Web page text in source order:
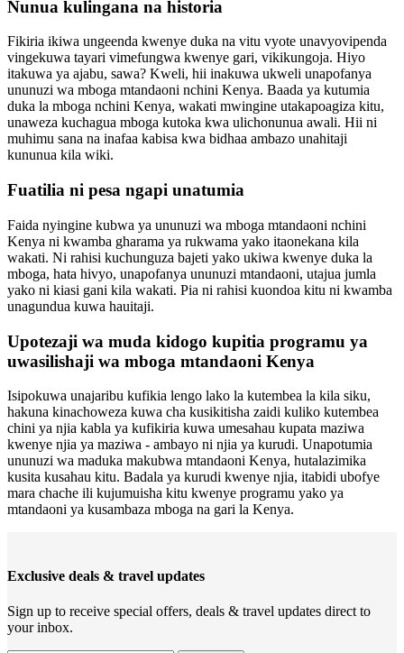
Nunua kulingana na historia
Fikiria ikiwa ungeenda kwenye duka na vitu vyote unavyovipenda
vingekuwa tayari vimefungwa kwenye gari, vikikungoja. Hiyo
itakuwa ya ajabu, sawa? Kweli, hii inakuwa ukweli unapofanya
ununuzi wa mboga mtandaoni nchini Kenya. Baada ya kutumia
duka la mboga nchini Kenya, wakati mwingine utakapoagiza kitu,
unaweza kuchagua mboga kutoka kwa ulichonunua awali. Hii ni
muhimu sana na inafaa kabisa kwa bidhaa ambazo unahitaji
kununua kila wiki.
Fuatilia ni pesa ngapi unatumia
Faida nyingine kubwa ya ununuzi wa mboga mtandaoni nchini
Kenya ni kwamba gharama ya rukwama yako itaonekana kila
wakati. Ni rahisi kuchunguza bajeti yako ukiwa kwenye duka la
mboga, hata hivyo, unapofanya ununuzi mtandaoni, utajua jumla
yako ni kiasi gani kila wakati. Pia ni rahisi kuondoa kitu ni kwamba
unagundua kuwa hauitaji.
Upotezaji wa muda kidogo kupitia programu ya
uwasilishaji wa mboga mtandaoni Kenya
Isipokuwa unajaribu kufikia lengo lako la kutembea la kila siku,
hakuna kinachoweza kuwa cha kusikitisha zaidi kuliko kutembea
chini ya njia kabla ya kufikiria kuwa umesahau kupata maziwa
kwenye njia ya maziwa - ambayo ni njia ya kurudi. Unapotumia
ununuzi wa maduka makubwa mtandaoni Kenya, hutalazimika
kusita kusahau kitu. Badala ya kurudi kwenye njia, itabidi ubofye
mara chache ili kujumuisha kitu kwenye programu yako ya
mtandaoni ya kusambaza mboga na gari la Kenya.
Exclusive deals & travel updates
Sign up to receive special offers, deals & travel updates direct to
your inbox.